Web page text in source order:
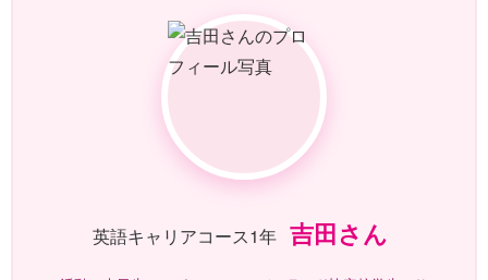
英語キャリアコース1年 吉田さん